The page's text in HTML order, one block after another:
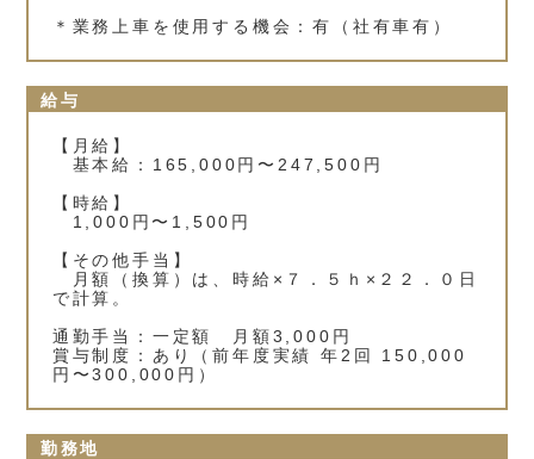
＊業務上車を使用する機会：有（社有車有）
給与
【月給】
基本給：165,000円〜247,500円
【時給】
1,000円〜1,500円
【その他手当】
月額（換算）は、時給×７．５ｈ×２２．０日
で計算。
通勤手当：一定額 月額3,000円
賞与制度：あり（前年度実績 年2回 150,000
円〜300,000円）
勤務地